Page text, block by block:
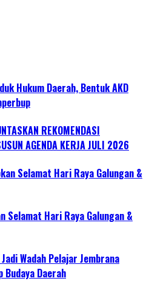
Hukum Daerah, Bentuk AKD
REKOMENDASI
AGENDA KERJA JULI 2026
Selamat Hari Raya Galungan &
Selamat Hari Raya Galungan &
Wadah Pelajar Jembrana
Budaya Daerah